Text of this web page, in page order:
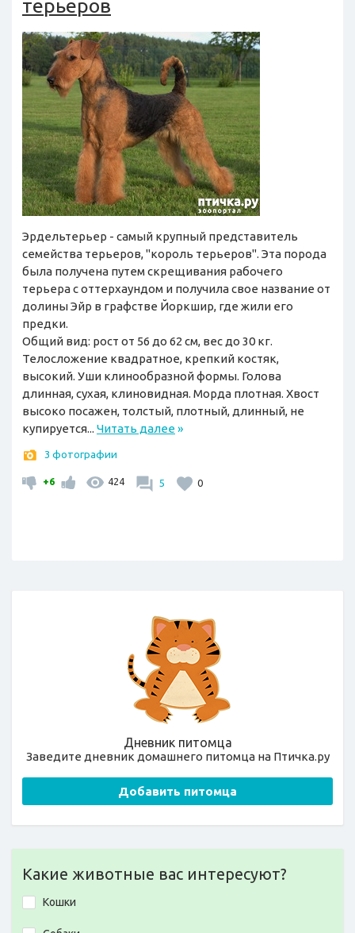
терьеров
Эрдельтерьер - самый крупный представитель
семейства терьеров, "король терьеров". Эта порода
была получена путем скрещивания рабочего
терьера с оттерхаундом и получила свое название от
долины Эйр в графстве Йоркшир, где жили его
предки.
Общий вид: рост от 56 до 62 см, вес до 30 кг.
Телосложение квадратное, крепкий костяк,
высокий. Уши клинообразной формы. Голова
длинная, сухая, клиновидная. Морда плотная. Хвост
высоко посажен, толстый, плотный, длинный, не
купируется... Читать далее»
3 фотографии
+6 424 5 0
Дневник питомца
Заведите дневник домашнего питомца на Птичка.ру
Добавить питомца
Какие животные вас интересуют?
Кошки